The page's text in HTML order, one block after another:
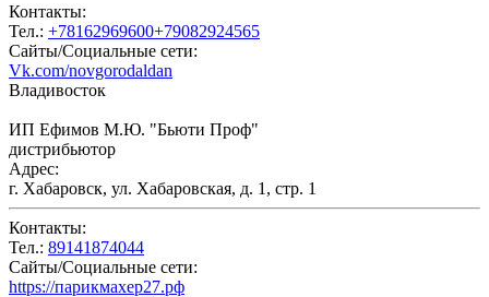
Контакты:
Тел.: +78162969600+79082924565
Сайты/Социальные сети:
Vk.com/novgorodaldan
Владивосток
ИП Ефимов М.Ю. "Бьюти Проф"
дистрибьютор
Адрес:
г. Хабаровск, ул. Хабаровская, д. 1, стр. 1
Контакты:
Тел.: 89141874044
Сайты/Социальные сети:
https://парикмахер27.рф